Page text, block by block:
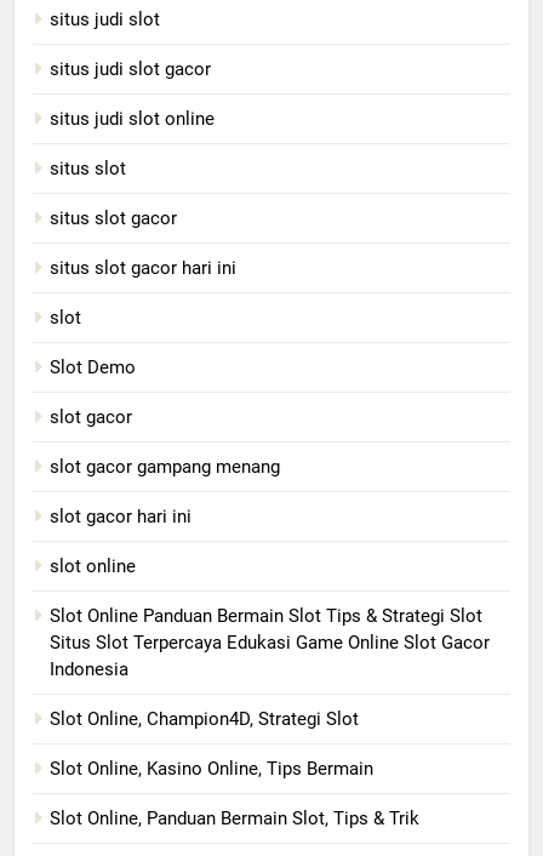
situs judi slot
situs judi slot gacor
situs judi slot online
situs slot
situs slot gacor
situs slot gacor hari ini
slot
Slot Demo
slot gacor
slot gacor gampang menang
slot gacor hari ini
slot online
Slot Online Panduan Bermain Slot Tips & Strategi Slot
Situs Slot Terpercaya Edukasi Game Online Slot Gacor
Indonesia
Slot Online, Champion4D, Strategi Slot
Slot Online, Kasino Online, Tips Bermain
Slot Online, Panduan Bermain Slot, Tips & Trik